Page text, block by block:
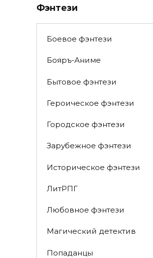
Фэнтези
Боевое фэнтези
Бояръ-Аниме
Бытовое фэнтези
Героическое фэнтези
Городское фэнтези
Зарубежное фэнтези
Историческое фэнтези
ЛитРПГ
Любовное фэнтези
Магический детектив
Попаданцы